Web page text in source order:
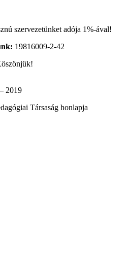
szervezetünket adója 1%-ával!
19816009-2-42
2019
Társaság honlapja